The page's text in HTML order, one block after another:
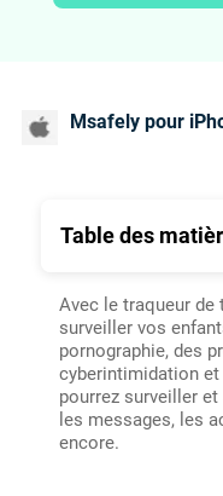
Msafely pour
Table des
Avec le traqueur de
surveiller vos
pornographie, des
cyberintimidation
pourrez surveiller
les messages, les
encore.